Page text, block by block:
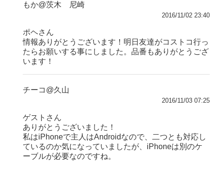
もか@茨木 尼崎
2016/11/02 23:40
ポヘさん
情報ありがとうございます！明日友達がコストコ行っ
たらお願いする事にしました。品番もありがとうござ
います！
チーコ@久山
2016/11/03 07:25
ゲストさん
ありがとうございました！
私はiPhoneで主人はAndroidなので、二つとも対応し
ているのか気になっていましたが、iPhoneは別のケ
ーブルが必要なのですね。